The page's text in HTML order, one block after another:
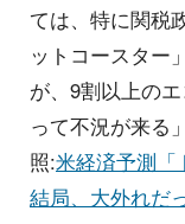
ては、特に関税
ットコースター
が、9割以上の
って不況が来る
照:米経済予測「
結局、大外れだ